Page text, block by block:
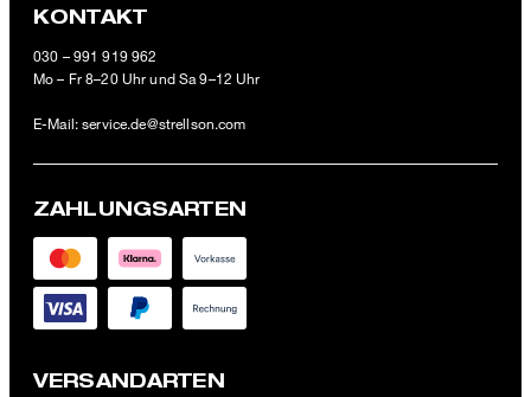
KONTAKT
030 – 991 919 962
Mo – Fr 8–20 Uhr und Sa 9–12 Uhr
E-Mail:service.de@strellson.com
ZAHLUNGSARTEN
VERSANDARTEN